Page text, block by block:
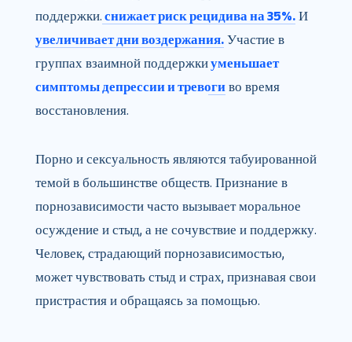
поддержки. снижает риск рецидива на 35%.И
увеличивает дни воздержания.Участие в
группах взаимной поддержкиуменьшает
симптомы депрессии и тревогиво время
восстановления.
Порно и сексуальность являются табуированной
темой в большинстве обществ. Признание в
порнозависимости часто вызывает моральное
осуждение и стыд, а не сочувствие и поддержку.
Человек, страдающий порнозависимостью,
может чувствовать стыд и страх, признавая свои
пристрастия и обращаясь за помощью.